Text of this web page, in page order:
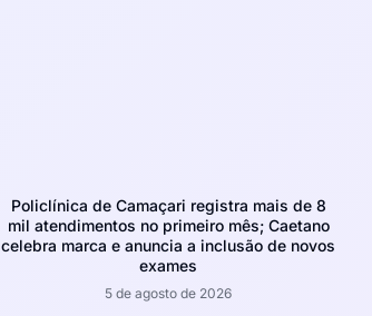
Policlínica de Camaçari registra mais de 8
mil atendimentos no primeiro mês; Caetano
celebra marca e anuncia a inclusão de novos
exames
5 de agosto de 2026